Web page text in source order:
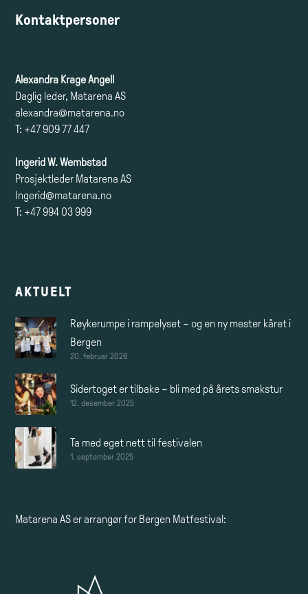
Kontaktpersoner
Alexandra Krage Angell
Daglig leder, Matarena AS
alexandra@matarena.no
T: +47 909 77 447
Ingerid W. Wembstad
Prosjektleder Matarena AS
Ingerid@matarena.no
T: +47 994 03 999
AKTUELT
Røykerumpe i rampelyset – og en ny mester kåret i
Bergen
20. februar 2026
Sidertoget er tilbake – bli med på årets smakstur
12. desember 2025
Ta med eget nett til festivalen
1. september 2025
Matarena ASer arrangør for Bergen Matfestival: